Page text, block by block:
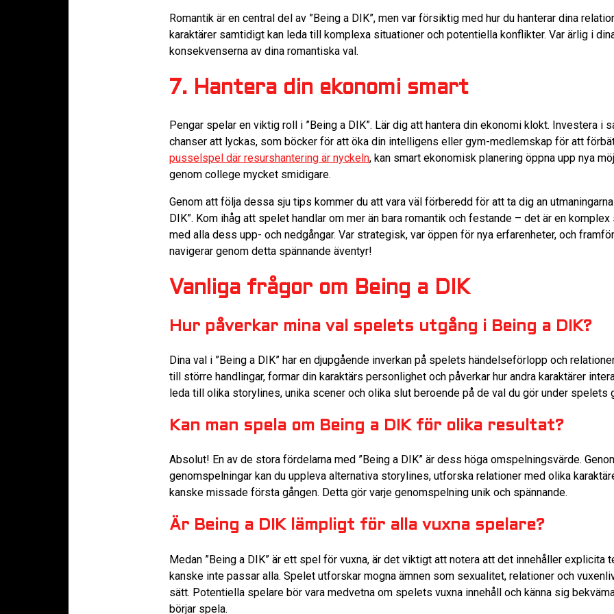
Romantik är en central del av ”Being a DIK”, men var försiktig med hur du hanterar dina
karaktärer samtidigt kan leda till komplexa situationer och potentiella konflikter. Var ärlig i
konsekvenserna av dina romantiska val.
7. Hantera din ekonomi smart
Pengar spelar en viktig roll i ”Being a DIK”. Lär dig att hantera din ekonomi klokt. Investera i
chanser att lyckas, som böcker för att öka din intelligens eller gym-medlemskap för att
pusselspel där resurshantering är nyckeln, kan smart ekonomisk planering öppna upp nya
genom college mycket smidigare.
Genom att följa dessa sju tips kommer du att vara väl förberedd för att ta dig an
DIK”. Kom ihåg att spelet handlar om mer än bara romantik och festande – det är en
med alla dess upp- och nedgångar. Var strategisk, var öppen för nya erfarenheter, och
navigerar genom detta spännande äventyr!
Vanliga frågor om Being a DIK
Hur påverkar mina val spelets utgång i Being a DIK?
Dina val i ”Being a DIK” har en djupgående inverkan på spelets händelseförlopp och
till större handlingar, formar din karaktärs personlighet och påverkar hur andra karaktärer
leda till olika storylines, unika scener och olika slut beroende på de val du gör under spelets
Kan man spela om Being a DIK för olika resultat?
Absolut! En av de stora fördelarna med ”Being a DIK” är dess höga omspelningsvärde.
genomspelningar kan du uppleva alternativa storylines, utforska relationer med olika
kanske missade första gången. Detta gör varje genomspelning unik och spännande.
Är Being a DIK lämpligt för alla vuxna spelare?
Medan ”Being a DIK” är ett spel för vuxna, är det viktigt att notera att det innehåller explicita
kanske inte passar alla. Spelet utforskar mogna ämnen som sexualitet, relationer och
sätt. Potentiella spelare bör vara medvetna om spelets vuxna innehåll och känna sig
börjar spela.